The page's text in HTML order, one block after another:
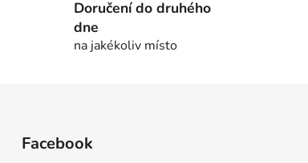
Doručení do druhého
dne
na jakékoliv místo
Facebook